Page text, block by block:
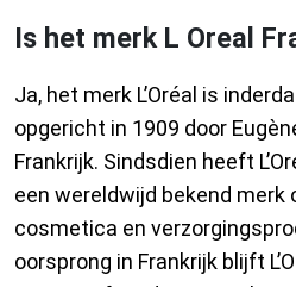
Is het merk L Oreal
Ja, het merk L’Oréal is
opgericht in 1909 door
Frankrijk. Sindsdien heeft
een wereldwijd bekend merk
cosmetica en
oorsprong in Frankrijk blijft